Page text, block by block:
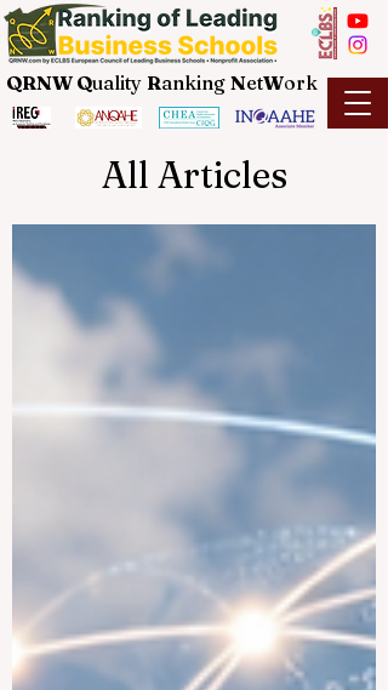
QRNW Quality Ranking NetWork
All Articles